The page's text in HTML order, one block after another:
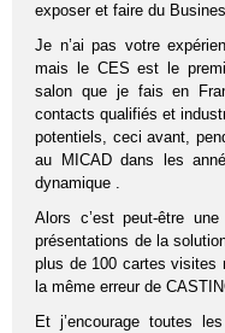
exposer et faire du
Je n’ai pas votre
mais le CES est le
salon que je fais en
contacts qualifiés et
potentiels, ceci avant,
au MICAD dans les
dynamique .
Alors c’est peut-être
présentations de la
plus de 100 cartes visites
la même erreur de
Et j’encourage toutes